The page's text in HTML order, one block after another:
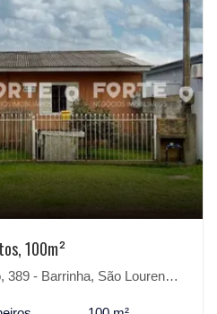
100m²
Barrinha, São Lourenço do Sul-RS